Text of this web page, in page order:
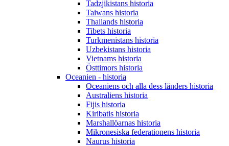
Tadzjikistans historia
Taiwans historia
Thailands historia
Tibets historia
Turkmenistans historia
Uzbekistans historia
Vietnams historia
Östtimors historia
Oceanien - historia
Oceaniens och alla dess länders historia
Australiens historia
Fijis historia
Kiribatis historia
Marshallöarnas historia
Mikronesiska federationens historia
Naurus historia